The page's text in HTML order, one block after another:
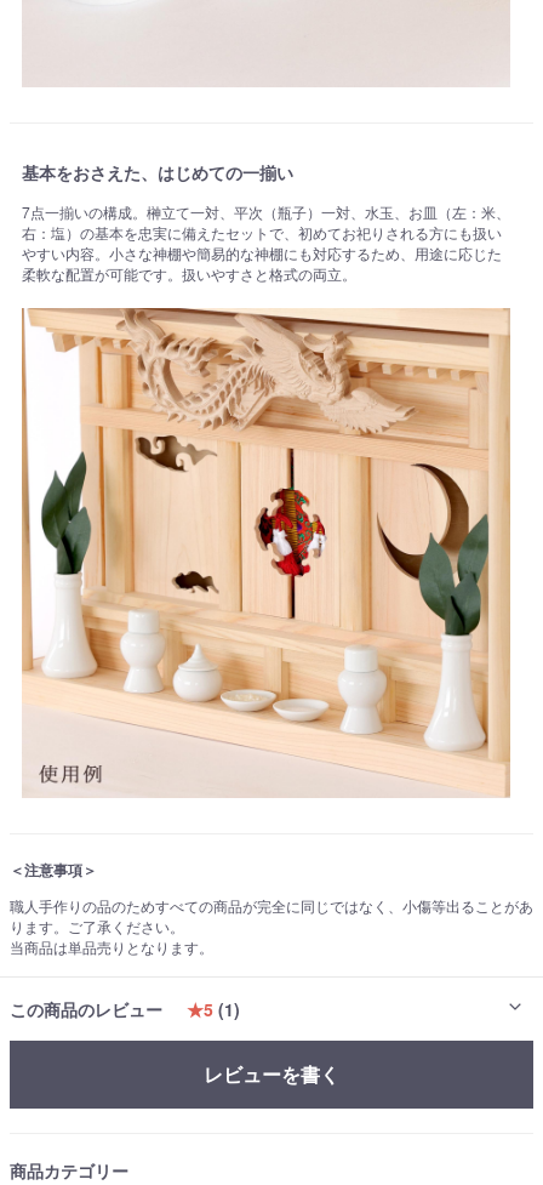
基本をおさえた、はじめての一揃い
7点一揃いの構成。榊立て一対、平次（瓶子）一対、水玉、お皿（左：米、
右：塩）の基本を忠実に備えたセットで、初めてお祀りされる方にも扱い
やすい内容。小さな神棚や簡易的な神棚にも対応するため、用途に応じた
柔軟な配置が可能です。扱いやすさと格式の両立。
＜注意事項＞
職人手作りの品のためすべての商品が完全に同じではなく、小傷等出ることがあ
ります。ご了承ください。
当商品は単品売りとなります。
この商品のレビュー ★5 (1)
レビューを書く
商品カテゴリー